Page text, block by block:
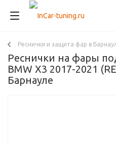
Реснички и защита фар в
Реснички на фары
BMW X3 2017-2021
Барнауле